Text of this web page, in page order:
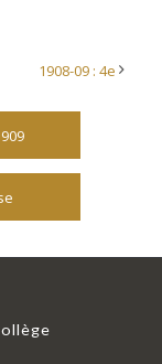
1908-09 : 4e